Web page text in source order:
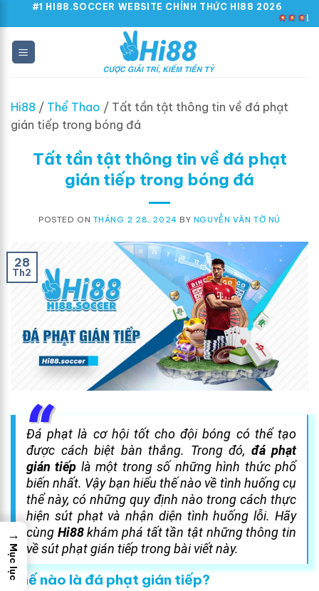
to
content
#1 HI88.SOCCER WEBSITE CHÍNH THỨC HI88 2026
LINK DỄ
Hi88 / Thể Thao / Tất tần tật thông tin về đá phạt
gián tiếp trong bóng đá
Tất tần tật thông tin về đá phạt
gián tiếp trong bóng đá
POSTED ON THÁNG 2 28, 2024 BY NGUYỄN VĂN TỜ NÚ
28
Th2
Đá phạt là cơ hội tốt cho đội bóng có thể tạo
được cách biệt bàn thắng. Trong đó, đá phạt
gián tiếp là một trong số những hình thức phổ
biến nhất. Vậy bạn hiểu thế nào về tình huống cụ
thể này, có những quy định nào trong cách thực
hiện sút phạt và nhận diện tình huống lỗi. Hãy
cùng Hi88khám phá tất tần tật những thông tin
về sút phạt gián tiếp trong bài viết này.
Thế nào là đá phạt gián tiếp?
→
Mục lục